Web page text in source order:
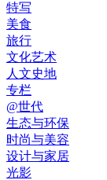
特写
美食
旅行
文化艺术
人文史地
专栏
@世代
生态与环保
时尚与美容
设计与家居
光影